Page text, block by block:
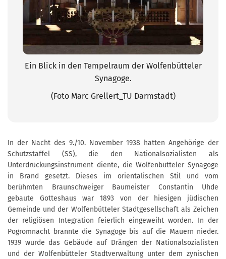
Ein Blick in den Tempelraum der Wolfenbütteler
Synagoge.
(Foto Marc Grellert_TU Darmstadt)
In der Nacht des 9./10. November 1938 hatten Angehörige der
Schutzstaffel (SS), die den Nationalsozialisten als
Unterdrückungsinstrument diente, die Wolfenbütteler Synagoge
in Brand gesetzt. Dieses im orientalischen Stil und vom
berühmten Braunschweiger Baumeister Constantin Uhde
gebaute Gotteshaus war 1893 von der hiesigen jüdischen
Gemeinde und der Wolfenbütteler Stadtgesellschaft als Zeichen
der religiösen Integration feierlich eingeweiht worden. In der
Pogromnacht brannte die Synagoge bis auf die Mauern nieder.
1939 wurde das Gebäude auf Drängen der Nationalsozialisten
und der Wolfenbütteler Stadtverwaltung unter dem zynischen